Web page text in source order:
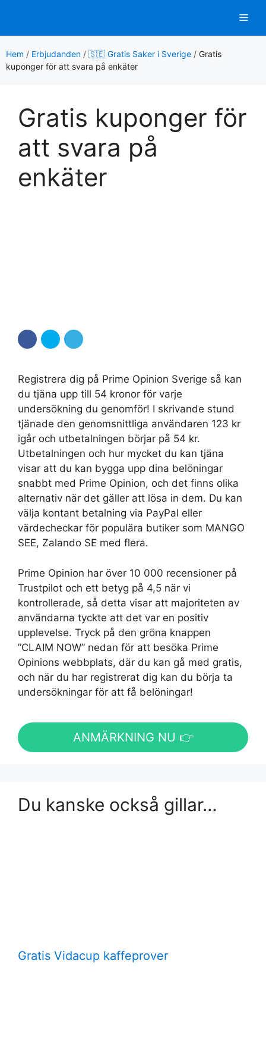
innehåll
Hem / Erbjudanden / 🇸🇪 Gratis Saker i Sverige / Gratis
kuponger för att svara på enkäter
Gratis kuponger för
att svara på
enkäter
Registrera dig på Prime Opinion Sverige så kan
du tjäna upp till 54 kronor för varje
undersökning du genomför! I skrivande stund
tjänade den genomsnittliga användaren 123 kr
igår och utbetalningen börjar på 54 kr.
Utbetalningen och hur mycket du kan tjäna
visar att du kan bygga upp dina belöningar
snabbt med Prime Opinion, och det finns olika
alternativ när det gäller att lösa in dem. Du kan
välja kontant betalning via PayPal eller
värdecheckar för populära butiker som MANGO
SEE, Zalando SE med flera.
Prime Opinion har över 10 000 recensioner på
Trustpilot och ett betyg på 4,5 när vi
kontrollerade, så detta visar att majoriteten av
användarna tyckte att det var en positiv
upplevelse. Tryck på den gröna knappen
”CLAIM NOW” nedan för att besöka Prime
Opinions webbplats, där du kan gå med gratis,
och när du har registrerat dig kan du börja ta
undersökningar för att få belöningar!
ANMÄRKNING NU 👉
Du kanske också gillar…
Gratis Vidacup kaffeprover